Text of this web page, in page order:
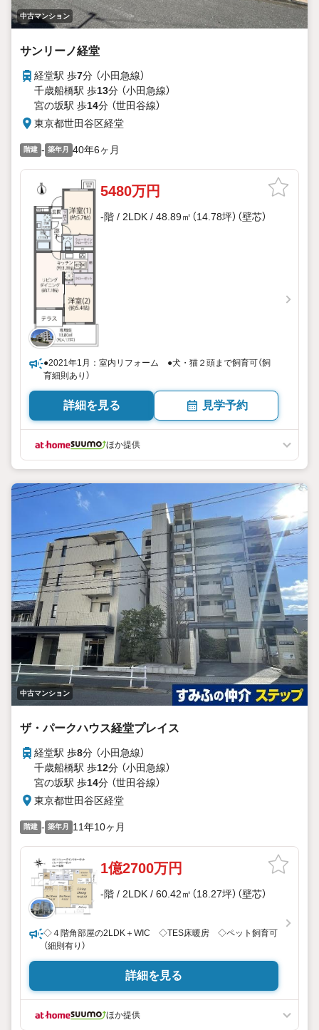
中古マンション
サンリーノ経堂
経堂駅 歩7分 （小田急線）
千歳船橋駅 歩13分 （小田急線）
宮の坂駅 歩14分 （世田谷線）
東京都世田谷区経堂
階建 - 築年月 40年6ヶ月
5480万円
-階 / 2LDK / 48.89㎡（14.78坪）（壁芯）
●2021年1月：室内リフォーム ●犬・猫２頭まで飼育可（飼
育細則あり）
詳細を見る 見学予約
ほか提供
中古マンション
ザ・パークハウス経堂プレイス
経堂駅 歩8分 （小田急線）
千歳船橋駅 歩12分 （小田急線）
宮の坂駅 歩14分 （世田谷線）
東京都世田谷区経堂
階建 - 築年月 11年10ヶ月
1億2700万円
-階 / 2LDK / 60.42㎡（18.27坪）（壁芯）
◇４階角部屋の2LDK＋WIC ◇TES床暖房 ◇ペット飼育可
（細則有り）
詳細を見る
ほか提供